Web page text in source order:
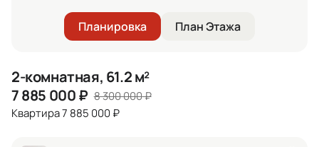
Планировка План Этажа
2-комнатная, 61.2 м²
7 885 000₽ 8 300 000₽
Квартира 7 885 000 ₽